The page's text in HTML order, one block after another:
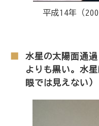
平成14年（
水星の太陽面通
よりも黒い。水
眼では見えない）